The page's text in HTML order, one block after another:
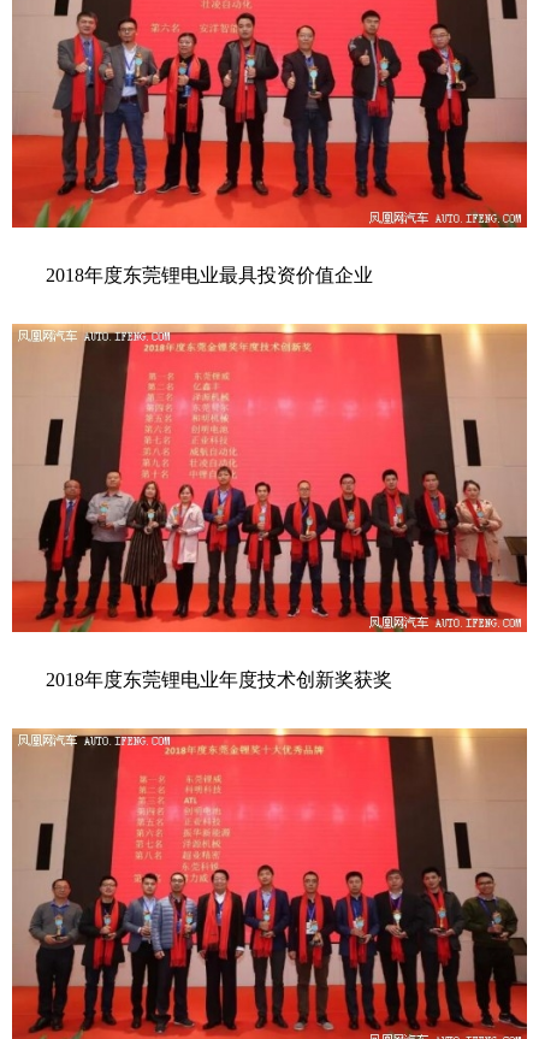
2018年度东莞锂电业最具投资价值企业
2018年度东莞锂电业年度技术创新奖获奖